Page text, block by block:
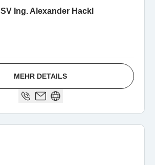
SV Ing. Alexander Hackl
MEHR DETAILS